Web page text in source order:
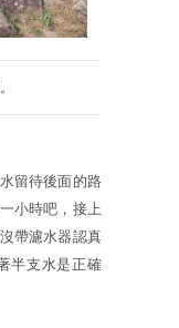
留待後面的路
小時吧，接上
帶濾水器認真
半支水是正確